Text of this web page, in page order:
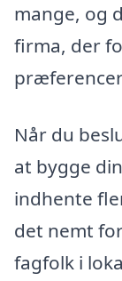
mange, og
firma, der
Når du
at bygge
indhente
det nemt
fagfolk i